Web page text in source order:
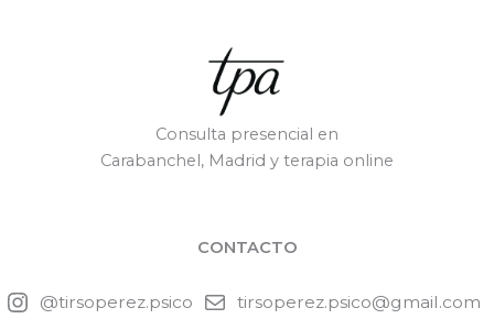
Consulta presencial en
Carabanchel, Madrid y terapia online
CONTACTO
@tirsoperez.psico tirsoperez.psico@gmail.com